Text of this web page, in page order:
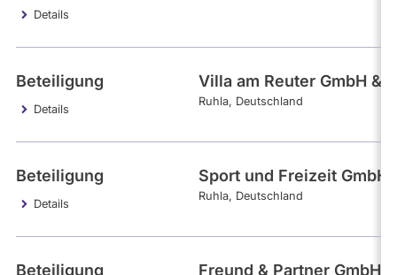
Details
Beteiligung
Details
Villa am Reuter GmbH &
Ruhla Deutschland
Beteiligung
Details
Sport und Freizeit GmbH
Ruhla Deutschland
Beteiligung
Freund & Partner GmbH